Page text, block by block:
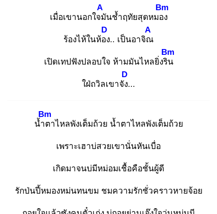
เมื่อเขานอกใจมั
A
นช้ำฤทัยสุดหมอง
Bm
ร้องไห้ในห้อง
D
.. เป็นอาจิณ
A
เปิดเทปฟังปลอบใจ ห้ามมันไหลยิ่งริน
Bm
ใฝ่ถวิลเขาจัง.
D
..
น้ำต
Bm
าไหลพังเต็มถ้วย น้ำตาไหลพังเต็มถ้วย
เพราะเฮาบ่สวยเขานั่นหันเบื่อ
เกิดมาจนบ่มีหม่อมเชื้อคือชั้นผู้ดี
รักป่นปี้หมองหม่นทนขม ชมความรักชั่วคราวหายจ้อย